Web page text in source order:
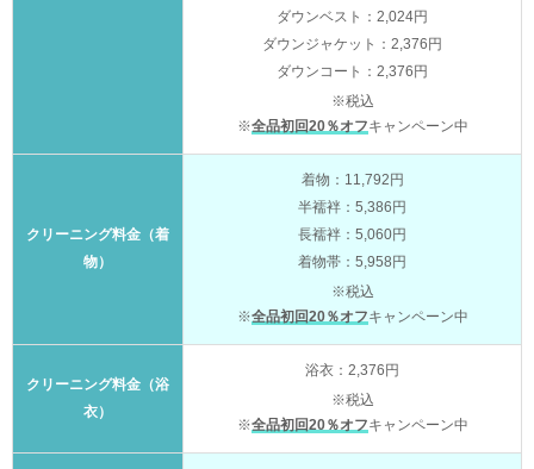
ダウンベスト：2,024円
ダウンジャケット：2,376円
ダウンコート：2,376円
※税込
※全品初回20％オフキャンペーン中
クリーニング料金（着
物）
着物：11,792円
半襦袢：5,386円
長襦袢：5,060円
着物帯：5,958円
※税込
※全品初回20％オフキャンペーン中
クリーニング料金（浴
衣）
浴衣：2,376円
※税込
※全品初回20％オフキャンペーン中